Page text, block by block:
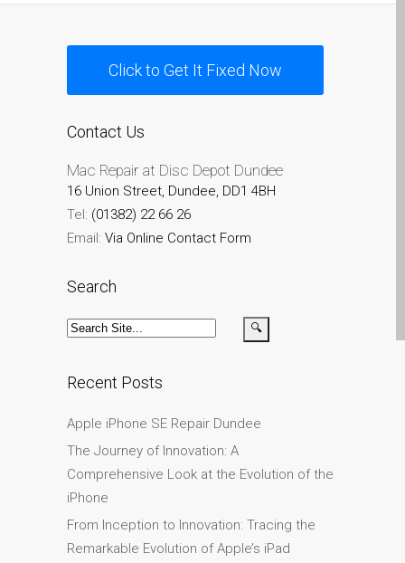
immer!
Generalüberholte Apple-
Mac-Computer in Dundee
Reparatur von Apple Mac
OS X und macOS in
MacBook Serie
MacBook-Displays mit
Rissen in Dundee – Pro,
Air und Neo
Warum vertrauen Mac-
Reparatur mit Ihrem
Click to Get It Fixed Now
Contact Us
Mac Repair at Disc Depot Dundee
16 Union Street, Dundee, DD1 4BH
Tel: (01382) 22 66 26
Email: Via Online Contact Form
Search
Recent Posts
Apple iPhone SE Repair Dundee
The Journey of Innovation: A
Comprehensive Look at the Evolution of the
iPhone
From Inception to Innovation: Tracing the
Remarkable Evolution of Apple’s iPad